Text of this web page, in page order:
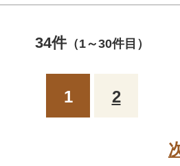
34件（1～30件目）
1 2